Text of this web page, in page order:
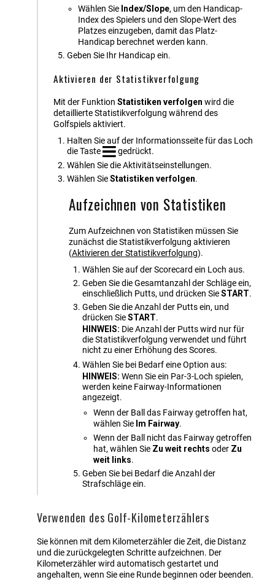
Wählen Sie Index/Slope, um den Handicap-
Index des Spielers und den Slope-Wert des
Platzes einzugeben, damit das Platz-
Handicap berechnet werden kann.
Geben Sie Ihr Handicap ein.
Aktivieren der Statistikverfolgung
Mit der Funktion Statistiken verfolgen wird die
detaillierte Statistikverfolgung während des
Golfspiels aktiviert.
Halten Sie auf der Informationsseite für das Loch
die Taste
gedrückt.
Wählen Sie die Aktivitätseinstellungen.
Wählen SieStatistiken verfolgen.
Aufzeichnen von Statistiken
Zum Aufzeichnen von Statistiken müssen Sie
zunächst die Statistikverfolgung aktivieren
(Aktivieren der Statistikverfolgung).
Wählen Sie auf der Scorecard ein Loch aus.
Geben Sie die Gesamtanzahl der Schläge ein,
einschließlich Putts, und drücken SieSTART.
Geben Sie die Anzahl der Putts ein, und
drücken SieSTART.
HINWEIS: Die Anzahl der Putts wird nur für
die Statistikverfolgung verwendet und führt
nicht zu einer Erhöhung des Scores.
Wählen Sie bei Bedarf eine Option aus:
HINWEIS: Wenn Sie ein Par-3-Loch spielen,
werden keine Fairway-Informationen
angezeigt.
Wenn der Ball das Fairway getroffen hat,
wählen Sie Im Fairway.
Wenn der Ball nicht das Fairway getroffen
hat, wählen Sie Zu weit rechts oder Zu
weit links.
Geben Sie bei Bedarf die Anzahl der
Strafschläge ein.
Verwenden des Golf-Kilometerzählers
Sie können mit dem Kilometerzähler die Zeit, die Distanz
und die zurückgelegten Schritte aufzeichnen. Der
Kilometerzähler wird automatisch gestartet und
angehalten, wenn Sie eine Runde beginnen oder beenden.